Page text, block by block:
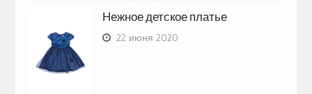
Нежное детское платье
22 июня 2020